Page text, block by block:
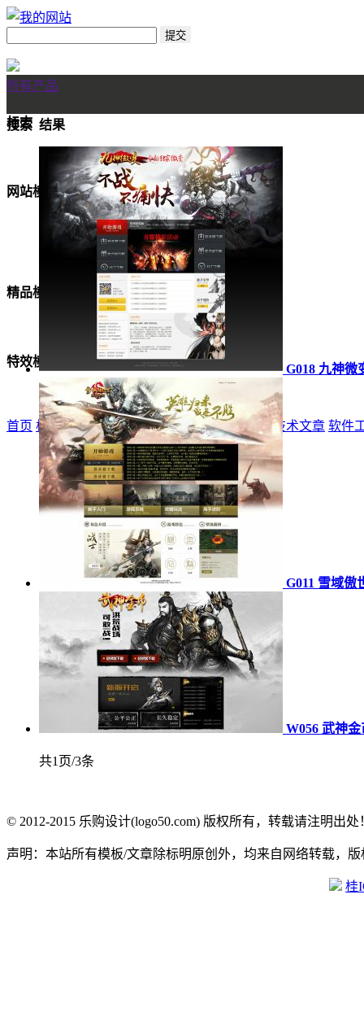
所有产品
标志
网站模板
精品模板
特效模板
首页 标志 登录器 网站模板 精品模板 特效模板 技术文章 软件
搜索 结果
G018 九神微
G011 雪域傲
W056 武神金
共1页/3条
© 2012-2015 乐购设计(logo50.com) 版权所有，转载请注明出处
声明：本站所有模板/文章除标明原创外，均来自网络转载，
桂